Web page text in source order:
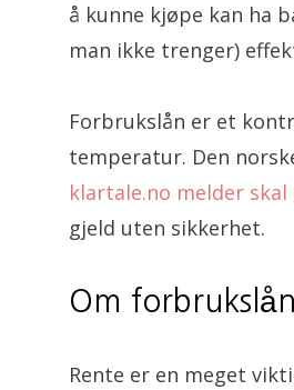
å kunne kjøpe kan ha
man ikke trenger)
Forbrukslån er et
temperatur. Den
klartale.no melder
gjeld uten sikkerhet.
Om
Rente er en meget